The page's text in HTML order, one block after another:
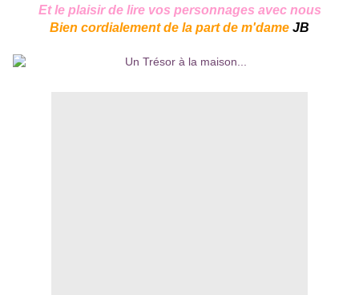
Et le plaisir de lire vos personnages avec nous
Bien cordialement de la part de m'dame JB